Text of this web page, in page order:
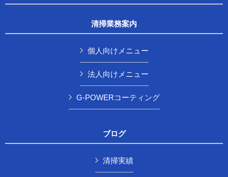
清掃業務案内
個人向けメニュー
法人向けメニュー
G-POWERコーティング
ブログ
清掃実績